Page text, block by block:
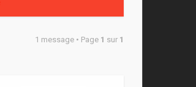
1 message • Page 1 sur 1